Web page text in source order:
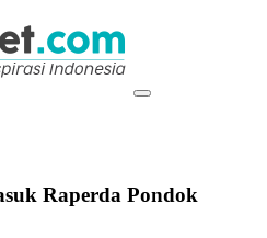
Raperda Pondok